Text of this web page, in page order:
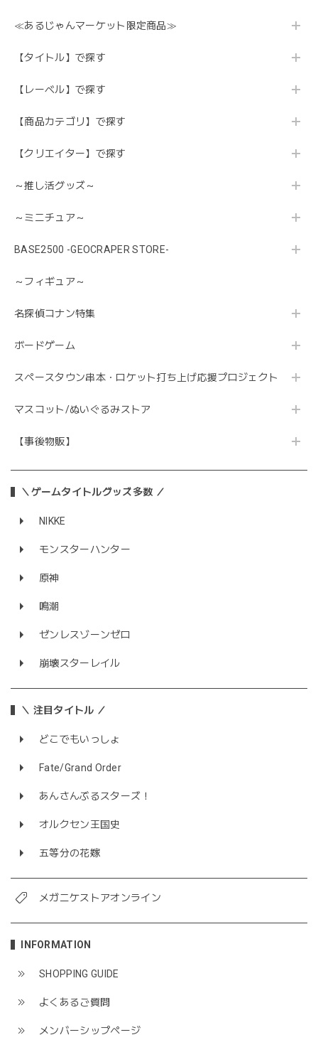
≪あるじゃんマーケット限定商品≫
【タイトル】で探す
【レーベル】で探す
【商品カテゴリ】で探す
【クリエイター】で探す
～推し活グッズ～
～ミニチュア～
BASE2500 -GEOCRAPER STORE-
～フィギュア～
名探偵コナン特集
ボードゲーム
スペースタウン串本・ロケット打ち上げ応援プロジェクト
マスコット/ぬいぐるみストア
【事後物販】
＼ゲームタイトルグッズ多数 ／
NIKKE
モンスターハンター
原神
鳴潮
ゼンレスゾーンゼロ
崩壊スターレイル
＼ 注目タイトル ／
どこでもいっしょ
Fate/Grand Order
あんさんぶるスターズ！
オルクセン王国史
五等分の花嫁
メガニケストアオンライン
INFORMATION
SHOPPING GUIDE
よくあるご質問
メンバーシップページ